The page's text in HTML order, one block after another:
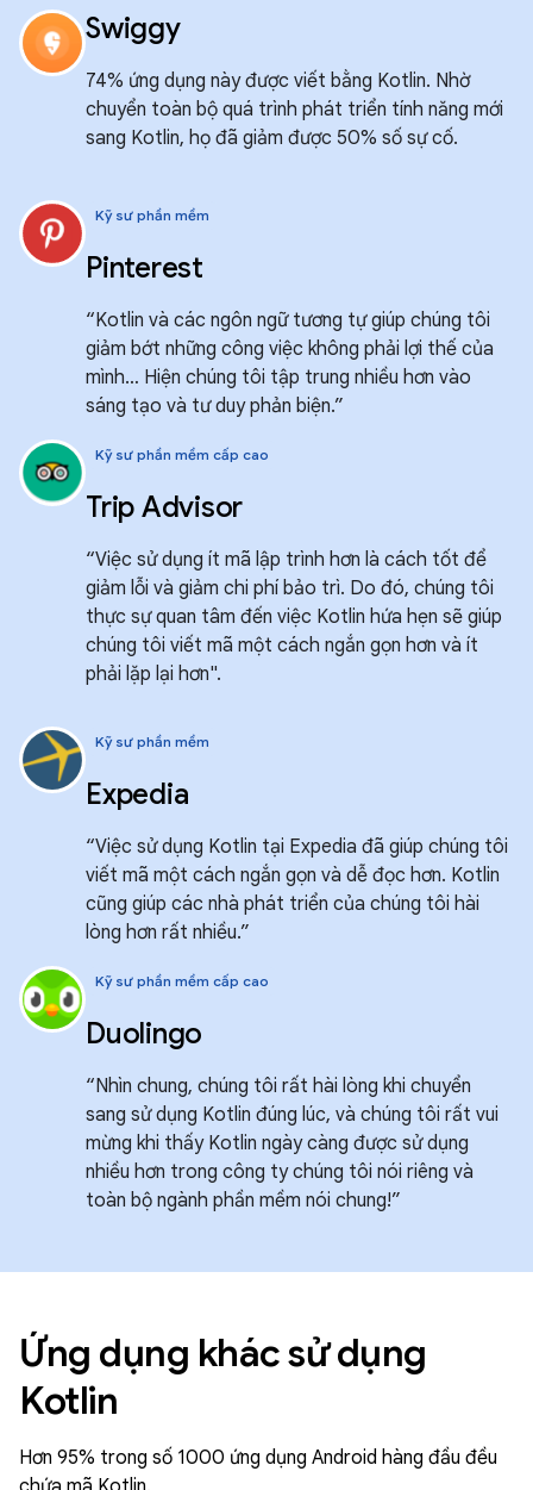
Swiggy
74% ứng dụng này được viết bằng Kotlin. Nhờ
chuyển toàn bộ quá trình phát triển tính năng mới
sang Kotlin, họ đã giảm được 50% số sự cố.
Kỹ sư phần mềm
Pinterest
“Kotlin và các ngôn ngữ tương tự giúp chúng tôi
giảm bớt những công việc không phải lợi thế của
mình… Hiện chúng tôi tập trung nhiều hơn vào
sáng tạo và tư duy phản biện.”
Kỹ sư phần mềm cấp cao
Trip Advisor
“Việc sử dụng ít mã lập trình hơn là cách tốt để
giảm lỗi và giảm chi phí bảo trì. Do đó, chúng tôi
thực sự quan tâm đến việc Kotlin hứa hẹn sẽ giúp
chúng tôi viết mã một cách ngắn gọn hơn và ít
phải lặp lại hơn".
Kỹ sư phần mềm
Expedia
“Việc sử dụng Kotlin tại Expedia đã giúp chúng tôi
viết mã một cách ngắn gọn và dễ đọc hơn. Kotlin
cũng giúp các nhà phát triển của chúng tôi hài
lòng hơn rất nhiều.”
Kỹ sư phần mềm cấp cao
Duolingo
“Nhìn chung, chúng tôi rất hài lòng khi chuyển
sang sử dụng Kotlin đúng lúc, và chúng tôi rất vui
mừng khi thấy Kotlin ngày càng được sử dụng
nhiều hơn trong công ty chúng tôi nói riêng và
toàn bộ ngành phần mềm nói chung!”
Ứng dụng khác sử dụng
Kotlin
Hơn 95% trong số 1000 ứng dụng Android hàng đầu đều